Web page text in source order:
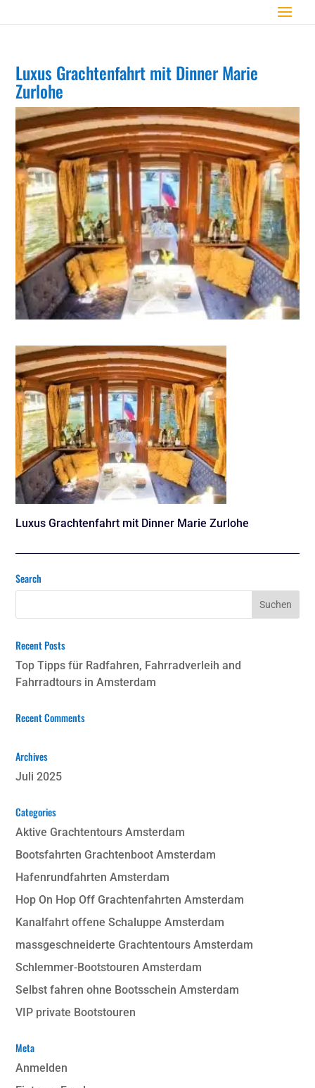
Luxus Grachtenfahrt mit Dinner Marie
Zurlohe
Luxus Grachtenfahrt mit Dinner Marie Zurlohe
Search
Recent Posts
Top Tipps für Radfahren, Fahrradverleih and
Fahrradtours in Amsterdam
Recent Comments
Archives
Juli 2025
Categories
Aktive Grachtentours Amsterdam
Bootsfahrten Grachtenboot Amsterdam
Hafenrundfahrten Amsterdam
Hop On Hop Off Grachtenfahrten Amsterdam
Kanalfahrt offene Schaluppe Amsterdam
massgeschneiderte Grachtentours Amsterdam
Schlemmer-Bootstouren Amsterdam
Selbst fahren ohne Bootsschein Amsterdam
VIP private Bootstouren
Meta
Anmelden